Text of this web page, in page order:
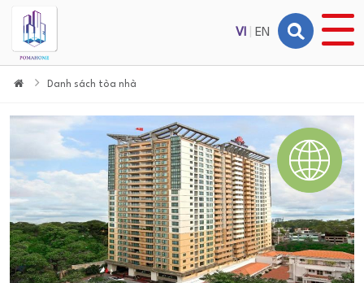
VI| EN
Danh sách tòa nhà